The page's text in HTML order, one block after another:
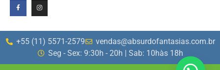
+55 (11) 5571-2579
vendas@absurdofantasias.com.br
Seg - Sex: 9:30h - 20h | Sab: 10hàs 18h